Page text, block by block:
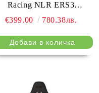
Racing NLR ERS3
HYPERCOOL Ventilated
€399.00 780.38лв.